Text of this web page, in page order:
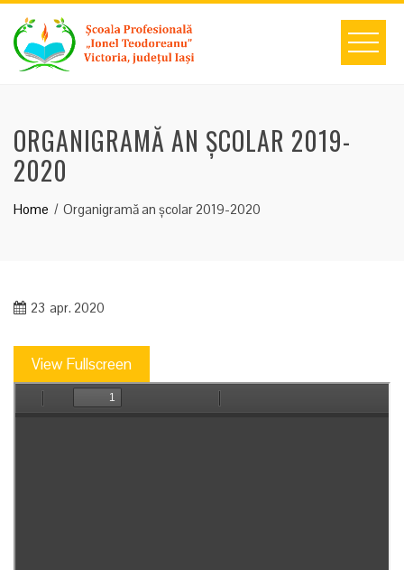
content
ORGANIGRAMĂ AN ȘCOLAR 2019-
2020
Home Organigramă an școlar 2019-2020
23 apr. 2020
View Fullscreen